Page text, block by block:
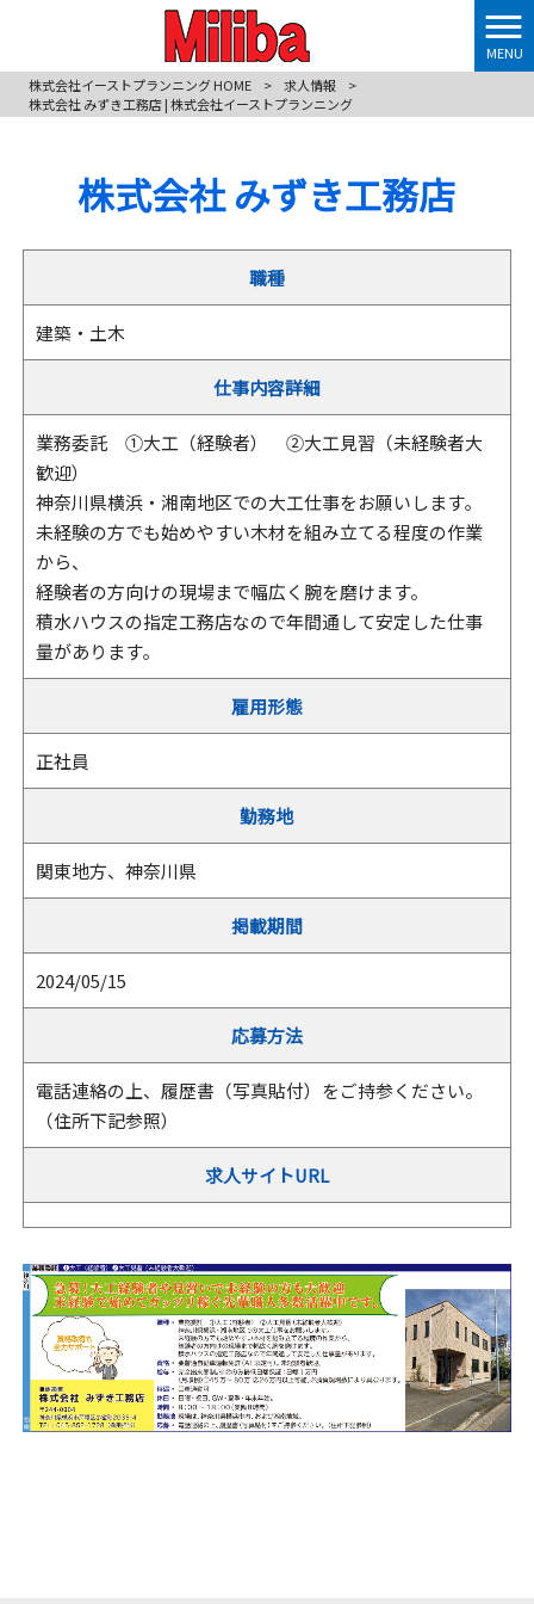
MENU
株式会社イーストプランニング HOME
> 求人情報
>
株式会社 みずき工務店 | 株式会社イーストプランニング
株式会社 みずき工務店
職種
建築・土木
仕事内容詳細
業務委託 ①大工（経験者） ②大工見習（未経験者大
歓迎）
神奈川県横浜・湘南地区での大工仕事をお願いします｡
未経験の方でも始めやすい木材を組み立てる程度の作業
から、
経験者の方向けの現場まで幅広く腕を磨けます。
積水ハウスの指定工務店なので年間通して安定した仕事
量があります｡
雇用形態
正社員
勤務地
関東地方、神奈川県
掲載期間
2024/05/15
応募方法
電話連絡の上、履歴書（写真貼付）をご持参ください。
（住所下記参照）
求人サイトURL